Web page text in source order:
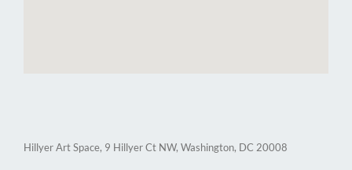
Hillyer Art Space, 9 Hillyer Ct NW, Washington, DC 20008